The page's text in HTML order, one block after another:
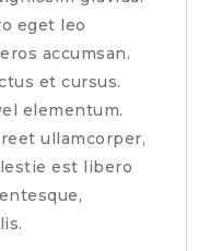
eget leo
accumsan.
et cursus.
elementum.
ullamcorper,
est libero